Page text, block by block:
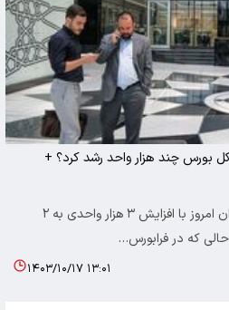
بورس چند هزار واحد رشد کرد؟ +
اقتصاد ۱۰۰- شاخص کل بورس تهران امروز با افزایش ۳ هزار واحدی به ۲
۱۴۰۳/۱۰/۱۷ ۱۳:۰۱